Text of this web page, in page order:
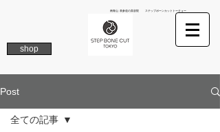
南青山 表参道の美容院 ステップボーンカットトーキョー
shop
Post
全ての記事